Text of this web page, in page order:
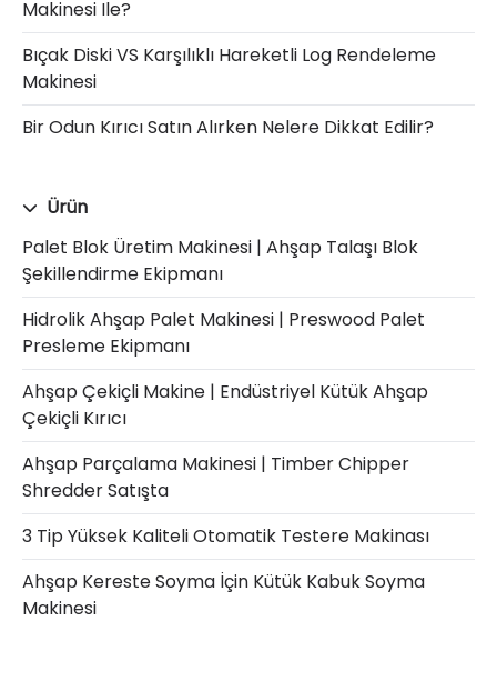
Makinesi Ile?
Bıçak Diski VS Karşılıklı Hareketli Log Rendeleme
Makinesi
Bir Odun Kırıcı Satın Alırken Nelere Dikkat Edilir?
Ürün
Palet Blok Üretim Makinesi | Ahşap Talaşı Blok
Şekillendirme Ekipmanı
Hidrolik Ahşap Palet Makinesi | Preswood Palet
Presleme Ekipmanı
Ahşap Çekiçli Makine | Endüstriyel Kütük Ahşap
Çekiçli Kırıcı
Ahşap Parçalama Makinesi | Timber Chipper
Shredder Satışta
3 Tip Yüksek Kaliteli Otomatik Testere Makinası
Ahşap Kereste Soyma İçin Kütük Kabuk Soyma
Makinesi